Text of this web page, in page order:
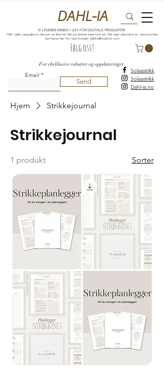
VI LEVERER INNEN 1-24T FOR DIGITALE PRODUKTER
*NB: sjekk søppelpost dersom du ikke har fått produktet innen kort tid. Det skjer dessverre at våre e-poster
kan havne der. For rask kontakt: Dahl-ia@outlook.com
DAHL-IA
For eksklusive rabatter og oppdateringer.
Følg oss!
Email
Send
Solaastrikk
Solaastrikk
Dahl-ia.no
Hjem Strikkejournal
Strikkejournal
1 produkt Sorter